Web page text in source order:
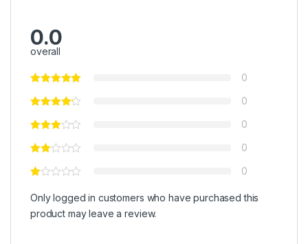
0.0
overall
0
0
0
0
0
Only logged in customers who have purchased this
product may leave a review.